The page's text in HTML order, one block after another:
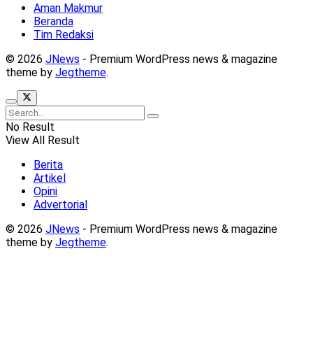
Aman Makmur
Beranda
Tim Redaksi
© 2026 JNews - Premium WordPress news & magazine
theme by Jegtheme.
No Result
View All Result
Berita
Artikel
Opini
Advertorial
© 2026 JNews - Premium WordPress news & magazine
theme by Jegtheme.